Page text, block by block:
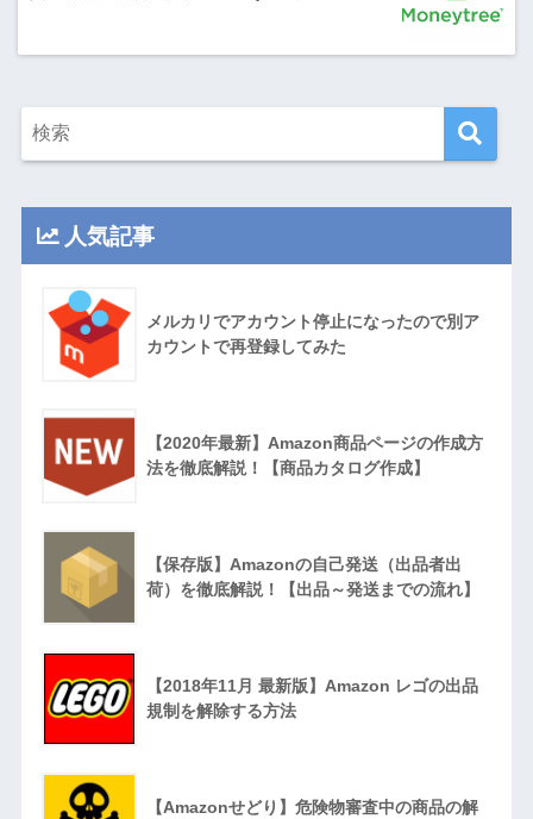
人気記事
メルカリでアカウント停止になったので別ア
カウントで再登録してみた
【2020年最新】Amazon商品ページの作成方
法を徹底解説！【商品カタログ作成】
【保存版】Amazonの自己発送（出品者出
荷）を徹底解説！【出品～発送までの流れ】
【2018年11月 最新版】Amazon レゴの出品
規制を解除する方法
【Amazonせどり】危険物審査中の商品の解